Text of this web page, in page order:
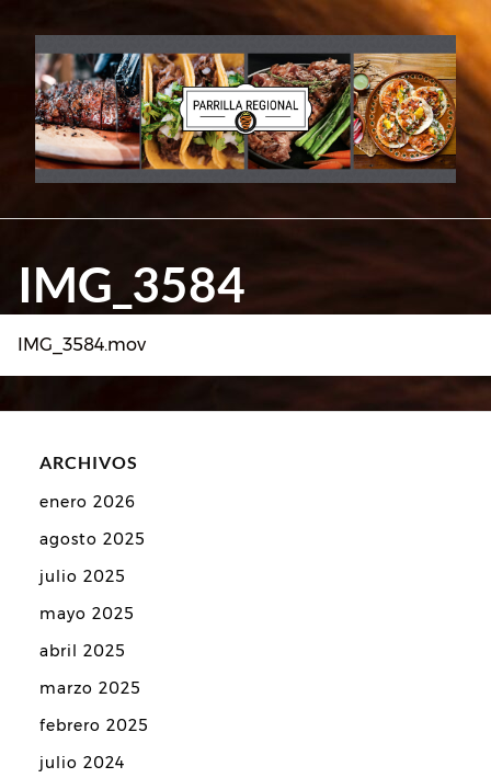
content
IMG_3584
IMG_3584.mov
ARCHIVOS
enero 2026
agosto 2025
julio 2025
mayo 2025
abril 2025
marzo 2025
febrero 2025
julio 2024